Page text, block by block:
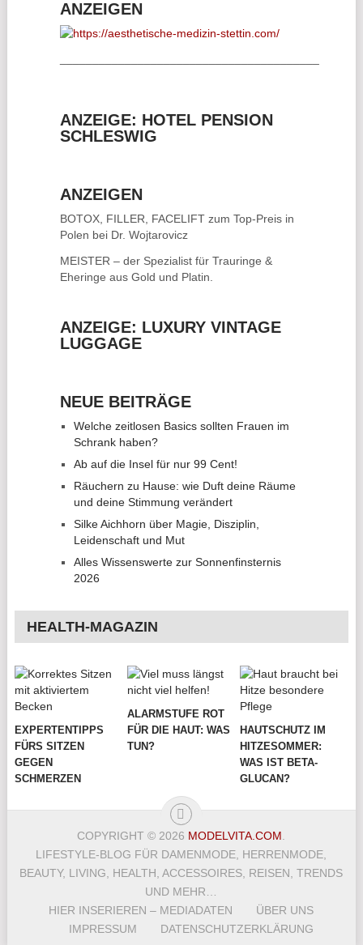
ANZEIGEN
ANZEIGE: HOTEL PENSION
SCHLESWIG
ANZEIGEN
BOTOX, FILLER, FACELIFTzum Top-Preis in
Polen bei Dr. Wojtarovicz
MEISTER – der Spezialist für Trauringe &
Eheringe aus Gold und Platin.
ANZEIGE: LUXURY VINTAGE
LUGGAGE
NEUE BEITRÄGE
Welche zeitlosen Basics sollten Frauen im
Schrank haben?
Ab auf die Insel für nur 99 Cent!
Räuchern zu Hause: wie Duft deine Räume
und deine Stimmung verändert
Silke Aichhorn über Magie, Disziplin,
Leidenschaft und Mut
Alles Wissenswerte zur Sonnenfinsternis
2026
HEALTH-MAGAZIN
EXPERTENTIPPS
FÜRS SITZEN
GEGEN
SCHMERZEN
ALARMSTUFE ROT
FÜR DIE HAUT: WAS
TUN?
HAUTSCHUTZ IM
HITZESOMMER:
WAS IST BETA-
GLUCAN?
COPYRIGHT © 2026 MODELVITA.COM.
LIFESTYLE-BLOG FÜR DAMENMODE, HERRENMODE,
BEAUTY, LIVING, HEALTH, ACCESSOIRES, REISEN, TRENDS
UND MEHR…
HIER INSERIEREN – MEDIADATEN
ÜBER UNS
IMPRESSUM
DATENSCHUTZERKLÄRUNG